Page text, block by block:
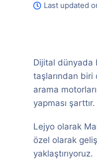
Last updated
Dijital dünyada
taşlarından biri
arama
yapması şarttır.
Lejyo olarak
özel olarak
yaklaştırıyoruz.